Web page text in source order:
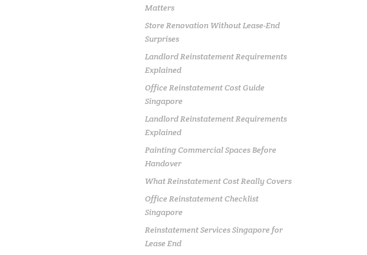
Matters
Store Renovation Without Lease-End
Surprises
Landlord Reinstatement Requirements
Explained
Office Reinstatement Cost Guide
Singapore
Landlord Reinstatement Requirements
Explained
Painting Commercial Spaces Before
Handover
What Reinstatement Cost Really Covers
Office Reinstatement Checklist
Singapore
Reinstatement Services Singapore for
Lease End